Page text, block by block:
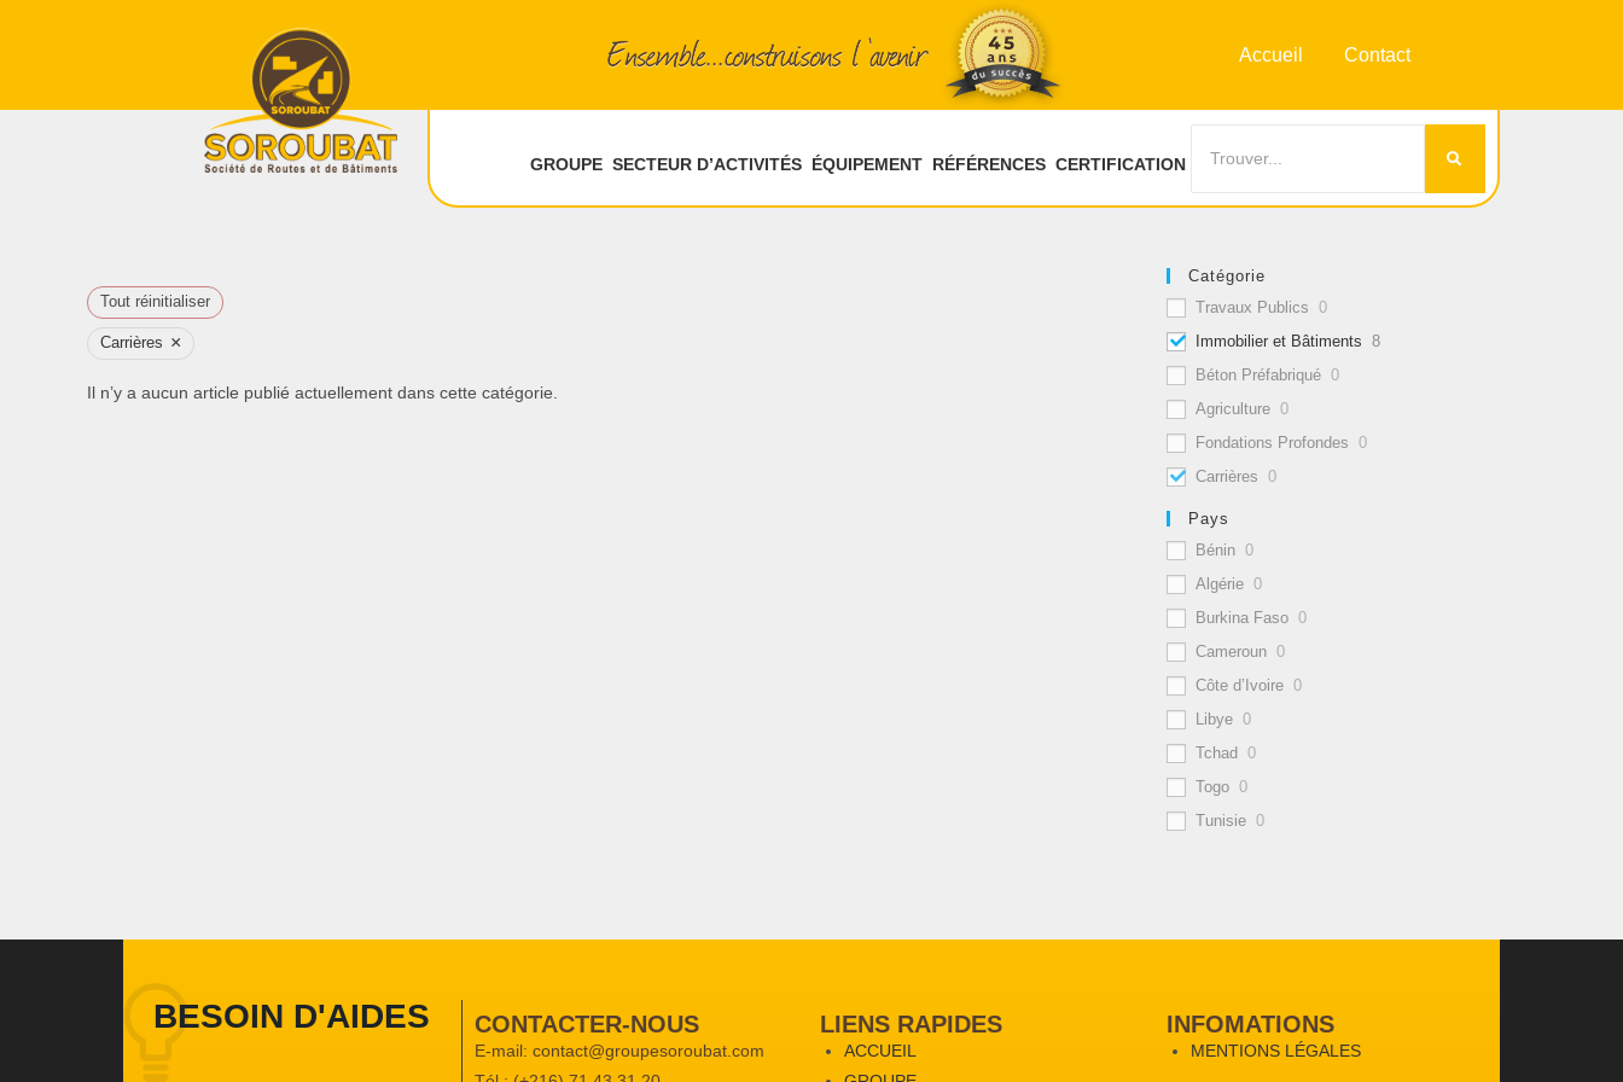
Accueil Contact
GROUPE SECTEUR D’ACTIVITÉS ÉQUIPEMENT RÉFÉRENCES CERTIFICATION
Tout réinitialiser
Carrières ×
Il n’y a aucun article publié actuellement dans cette catégorie.
Catégorie
Travaux Publics 0
Immobilier et Bâtiments 8
Béton Préfabriqué 0
Agriculture 0
Fondations Profondes 0
Carrières 0
Pays
Bénin 0
Algérie 0
Burkina Faso 0
Cameroun 0
Côte d’Ivoire 0
Libye 0
Tchad 0
Togo 0
Tunisie 0
BESOIN D'AIDES CONTACTER-NOUS
E-mail: contact@groupesoroubat.com
LIENS RAPIDES
ACCUEIL
INFOMATIONS
MENTIONS LÉGALES